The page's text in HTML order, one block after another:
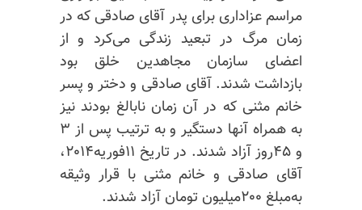
مراسم عزاداری برای پدر آقای صادقی که در
زمان مرگ در تبعید زندگی می‌کرد و از
اعضای سازمان مجاهدین خلق بود
بازداشت شدند. آقای صادقی و دختر و پسر
خانم مثنی که در آن زمان نابالغ بودند نیز
به همراه آنها دستگیر و به ترتیب پس از ۳
و ۴۵روز آزاد شدند. در تاریخ ۱۱فوریه۲۰۱۴،
آقای صادقی و خانم مثنی با قرار وثیقه
به‌مبلغ ۲۰۰میلیون تومان آزاد شدند.